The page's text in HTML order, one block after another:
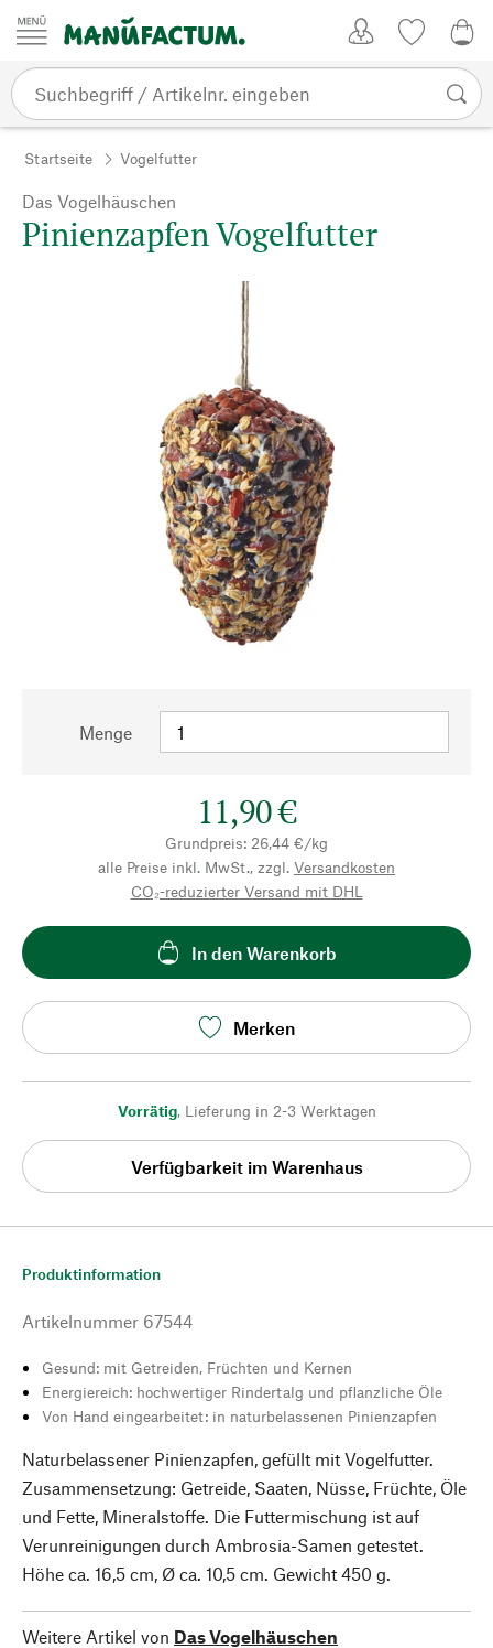
Zum Inhalt springen
Startseite Vogelfutter
Das Vogelhäuschen
Pinienzapfen Vogelfutter
Menge
11,90 €
Grundpreis: 26,44 €/kg
alle Preise inkl. MwSt., zzgl. Versandkosten
CO₂-reduzierter Versand mit DHL
In den Warenkorb
Merken
Vorrätig, Lieferung in 2-3 Werktagen
Verfügbarkeit im Warenhaus
Produktinformation
Artikelnummer 67544
Gesund: mit Getreiden, Früchten und Kernen
Energiereich: hochwertiger Rindertalg und pflanzliche Öle
Von Hand eingearbeitet: in naturbelassenen Pinienzapfen
Naturbelassener Pinienzapfen, gefüllt mit Vogelfutter.
Zusammensetzung: Getreide, Saaten, Nüsse, Früchte, Öle
und Fette, Mineralstoffe. Die Futtermischung ist auf
Verunreinigungen durch Ambrosia-Samen getestet.
Höhe ca. 16,5 cm, Ø ca. 10,5 cm. Gewicht 450 g.
Weitere Artikel von Das Vogelhäuschen